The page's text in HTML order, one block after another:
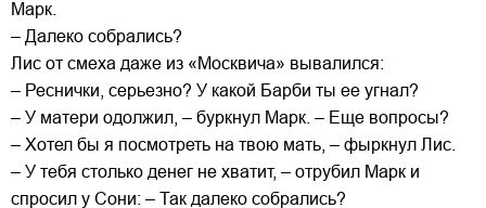
Марк.
– Далеко собрались?
Лис от смеха даже из «Москвича» вывалился:
– Реснички, серьезно? У какой Барби ты ее угнал?
– У матери одолжил, – буркнул Марк. – Еще вопросы?
– Хотел бы я посмотреть на твою мать, – фыркнул Лис.
– У тебя столько денег не хватит, – отрубил Марк и
спросил у Сони: – Так далеко собрались?